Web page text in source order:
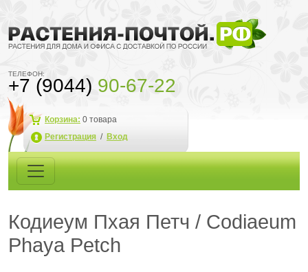
ТЕЛЕФОН:
+7 (9044) 90-67-22
Корзина: 0 товара
Регистрация / Вход
Кодиеум Пхая Петч / Codiaeum
Phaya Petch